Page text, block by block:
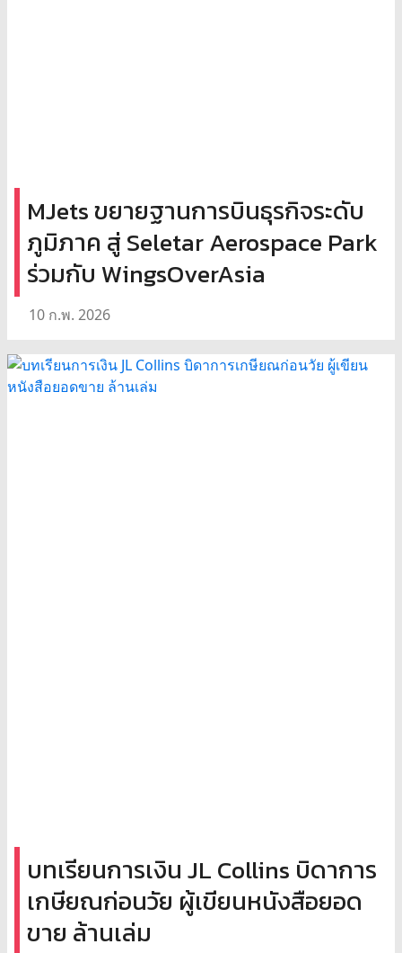
MJets ขยายฐานการบินธุรกิจระดับ
ภูมิภาค สู่ Seletar Aerospace Park
ร่วมกับ WingsOverAsia
10 ก.พ. 2026
บทเรียนการเงิน JL Collins บิดาการ
เกษียณก่อนวัย ผู้เขียนหนังสือยอด
ขาย ล้านเล่ม